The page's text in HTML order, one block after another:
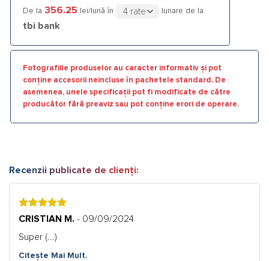
De la 356.25 lei/lună în lunare de la
tbi bank
Fotografiile produselor au caracter informativ și pot
conține accesorii neincluse în pachetele standard. De
asemenea, unele specificații pot fi modificate de către
producător fără preaviz sau pot conține erori de operare.
Recenzii publicate de clienți:
5
CRISTIAN M. - 09/09/2024
Super (...)
Citește Mai Mult.